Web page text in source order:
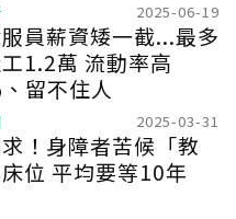
2025-06-19
員薪資矮一截...最多
1.2萬 流動率高
留不住人
2025-03-31
！身障者苦候「教
位 平均要等10年